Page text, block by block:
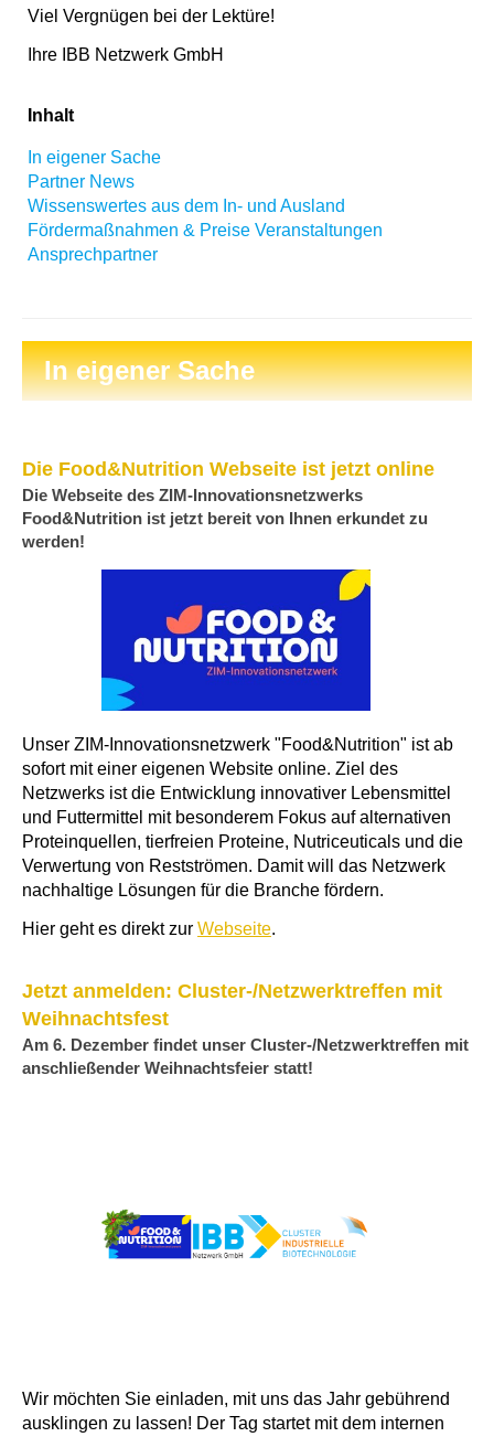
Viel Vergnügen bei der Lektüre!
Ihre IBB Netzwerk GmbH
Inhalt
In eigener Sache
Partner News
Wissenswertes aus dem In- und Ausland
Fördermaßnahmen & Preise Veranstaltungen
Ansprechpartner
In eigener Sache
Die Food&Nutrition Webseite ist jetzt online
Die Webseite des ZIM-Innovationsnetzwerks
Food&Nutrition ist jetzt bereit von Ihnen erkundet zu
werden!
Unser ZIM-Innovationsnetzwerk "Food&Nutrition" ist ab
sofort mit einer eigenen Website online. Ziel des
Netzwerks ist die Entwicklung innovativer Lebensmittel
und Futtermittel mit besonderem Fokus auf alternativen
Proteinquellen, tierfreien Proteine, Nutriceuticals und die
Verwertung von Restströmen. Damit will das Netzwerk
nachhaltige Lösungen für die Branche fördern.
Hier geht es direkt zur Webseite.
Jetzt anmelden: Cluster-/Netzwerktreffen mit
Weihnachtsfest
Am 6. Dezember findet unser Cluster-/Netzwerktreffen mit
anschließender Weihnachtsfeier statt!
Wir möchten Sie einladen, mit uns das Jahr gebührend
ausklingen zu lassen! Der Tag startet mit dem internen